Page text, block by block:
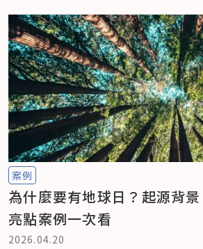
案例
為什麼要有地球日？起源背景
亮點案例一次看
2026.04.20